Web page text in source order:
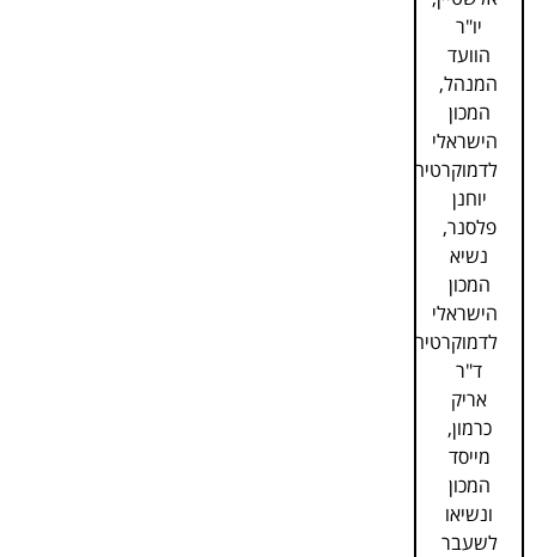
יו"ר
הוועד
המנהל,
המכון
הישראלי
לדמוקרטיה
יוחנן
פלסנר,
נשיא
המכון
הישראלי
לדמוקרטיה
ד"ר
אריק
כרמון,
מייסד
המכון
ונשיאו
לשעבר